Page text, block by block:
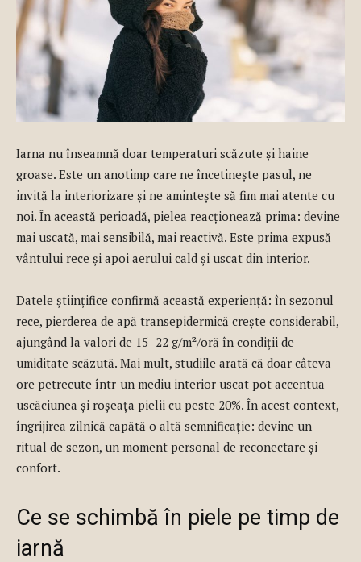
Iarna nu înseamnă doar temperaturi scăzute și haine
groase. Este un anotimp care ne încetinește pasul, ne
invită la interiorizare și ne amintește să fim mai atente cu
noi. În această perioadă, pielea reacționează prima: devine
mai uscată, mai sensibilă, mai reactivă. Este prima expusă
vântului rece și apoi aerului cald și uscat din interior.
Datele științifice confirmă această experiență: în sezonul
rece, pierderea de apă transepidermică crește considerabil,
ajungând la valori de 15–22 g/m²/oră în condiții de
umiditate scăzută. Mai mult, studiile arată că doar câteva
ore petrecute într-un mediu interior uscat pot accentua
uscăciunea și roșeața pielii cu peste 20%. În acest context,
îngrijirea zilnică capătă o altă semnificație: devine un
ritual de sezon, un moment personal de reconectare și
confort.
Ce se schimbă în piele pe timp de
iarnă